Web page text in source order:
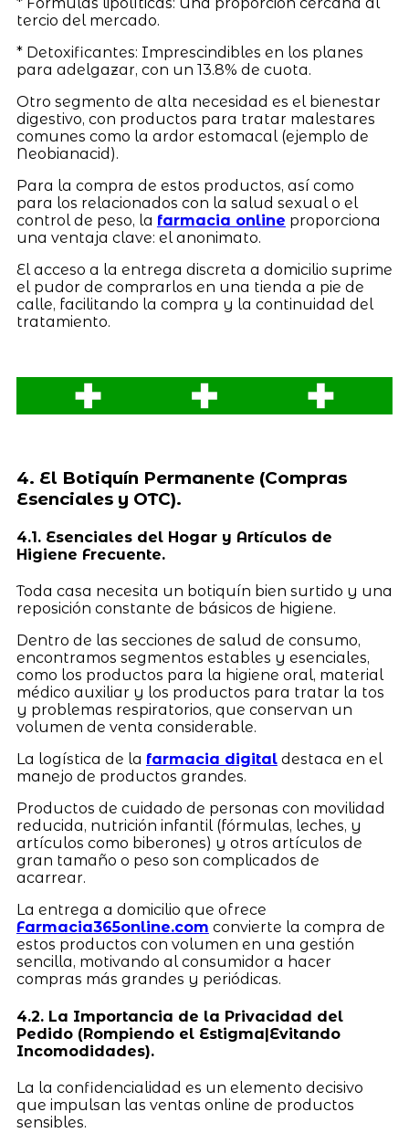
tercio del mercado.
* Detoxificantes: Imprescindibles en los planes
para adelgazar, con un 13.8% de cuota.
Otro segmento de alta necesidad es el bienestar
digestivo, con productos para tratar malestares
comunes como la ardor estomacal (ejemplo de
Neobianacid).
Para la compra de estos productos, así como
para los relacionados con la salud sexual o el
control de peso, la farmacia online proporciona
una ventaja clave: el anonimato.
El acceso a la entrega discreta a domicilio suprime
el pudor de comprarlos en una tienda a pie de
calle, facilitando la compra y la continuidad del
tratamiento.
4. El Botiquín Permanente (Compras
Esenciales y OTC).
4.1. Esenciales del Hogar y Artículos de
Higiene Frecuente.
Toda casa necesita un botiquín bien surtido y una
reposición constante de básicos de higiene.
Dentro de las secciones de salud de consumo,
encontramos segmentos estables y esenciales,
como los productos para la higiene oral, material
médico auxiliar y los productos para tratar la tos
y problemas respiratorios, que conservan un
volumen de venta considerable.
La logística de la farmacia digitaldestaca en el
manejo de productos grandes.
Productos de cuidado de personas con movilidad
reducida, nutrición infantil (fórmulas, leches, y
artículos como biberones) y otros artículos de
gran tamaño o peso son complicados de
acarrear.
La entrega a domicilio que ofrece
Farmacia365online.com convierte la compra de
estos productos con volumen en una gestión
sencilla, motivando al consumidor a hacer
compras más grandes y periódicas.
4.2. La Importancia de la Privacidad del
Pedido (Rompiendo el Estigma|Evitando
Incomodidades).
La la confidencialidad es un elemento decisivo
que impulsan las ventas online de productos
sensibles.